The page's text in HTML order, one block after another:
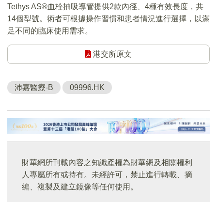
Tethys AS®血栓抽吸導管提供2款內徑、4種有效長度，共
14個型號。術者可根據操作習慣和患者情況進行選擇，以滿
足不同的臨床使用需求。
港交所原文
沛嘉醫療-B 09996.HK
財華網所刊載內容之知識產權為財華網及相關權利
人專屬所有或持有。未經許可，禁止進行轉載、摘
編、複製及建立鏡像等任何使用。